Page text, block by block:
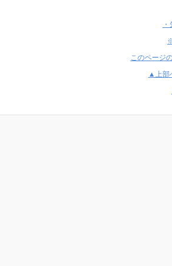
このページ
▲上部